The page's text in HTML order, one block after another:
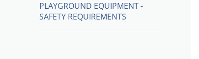
PLAYGROUND EQUIPMENT -
SAFETY REQUIREMENTS